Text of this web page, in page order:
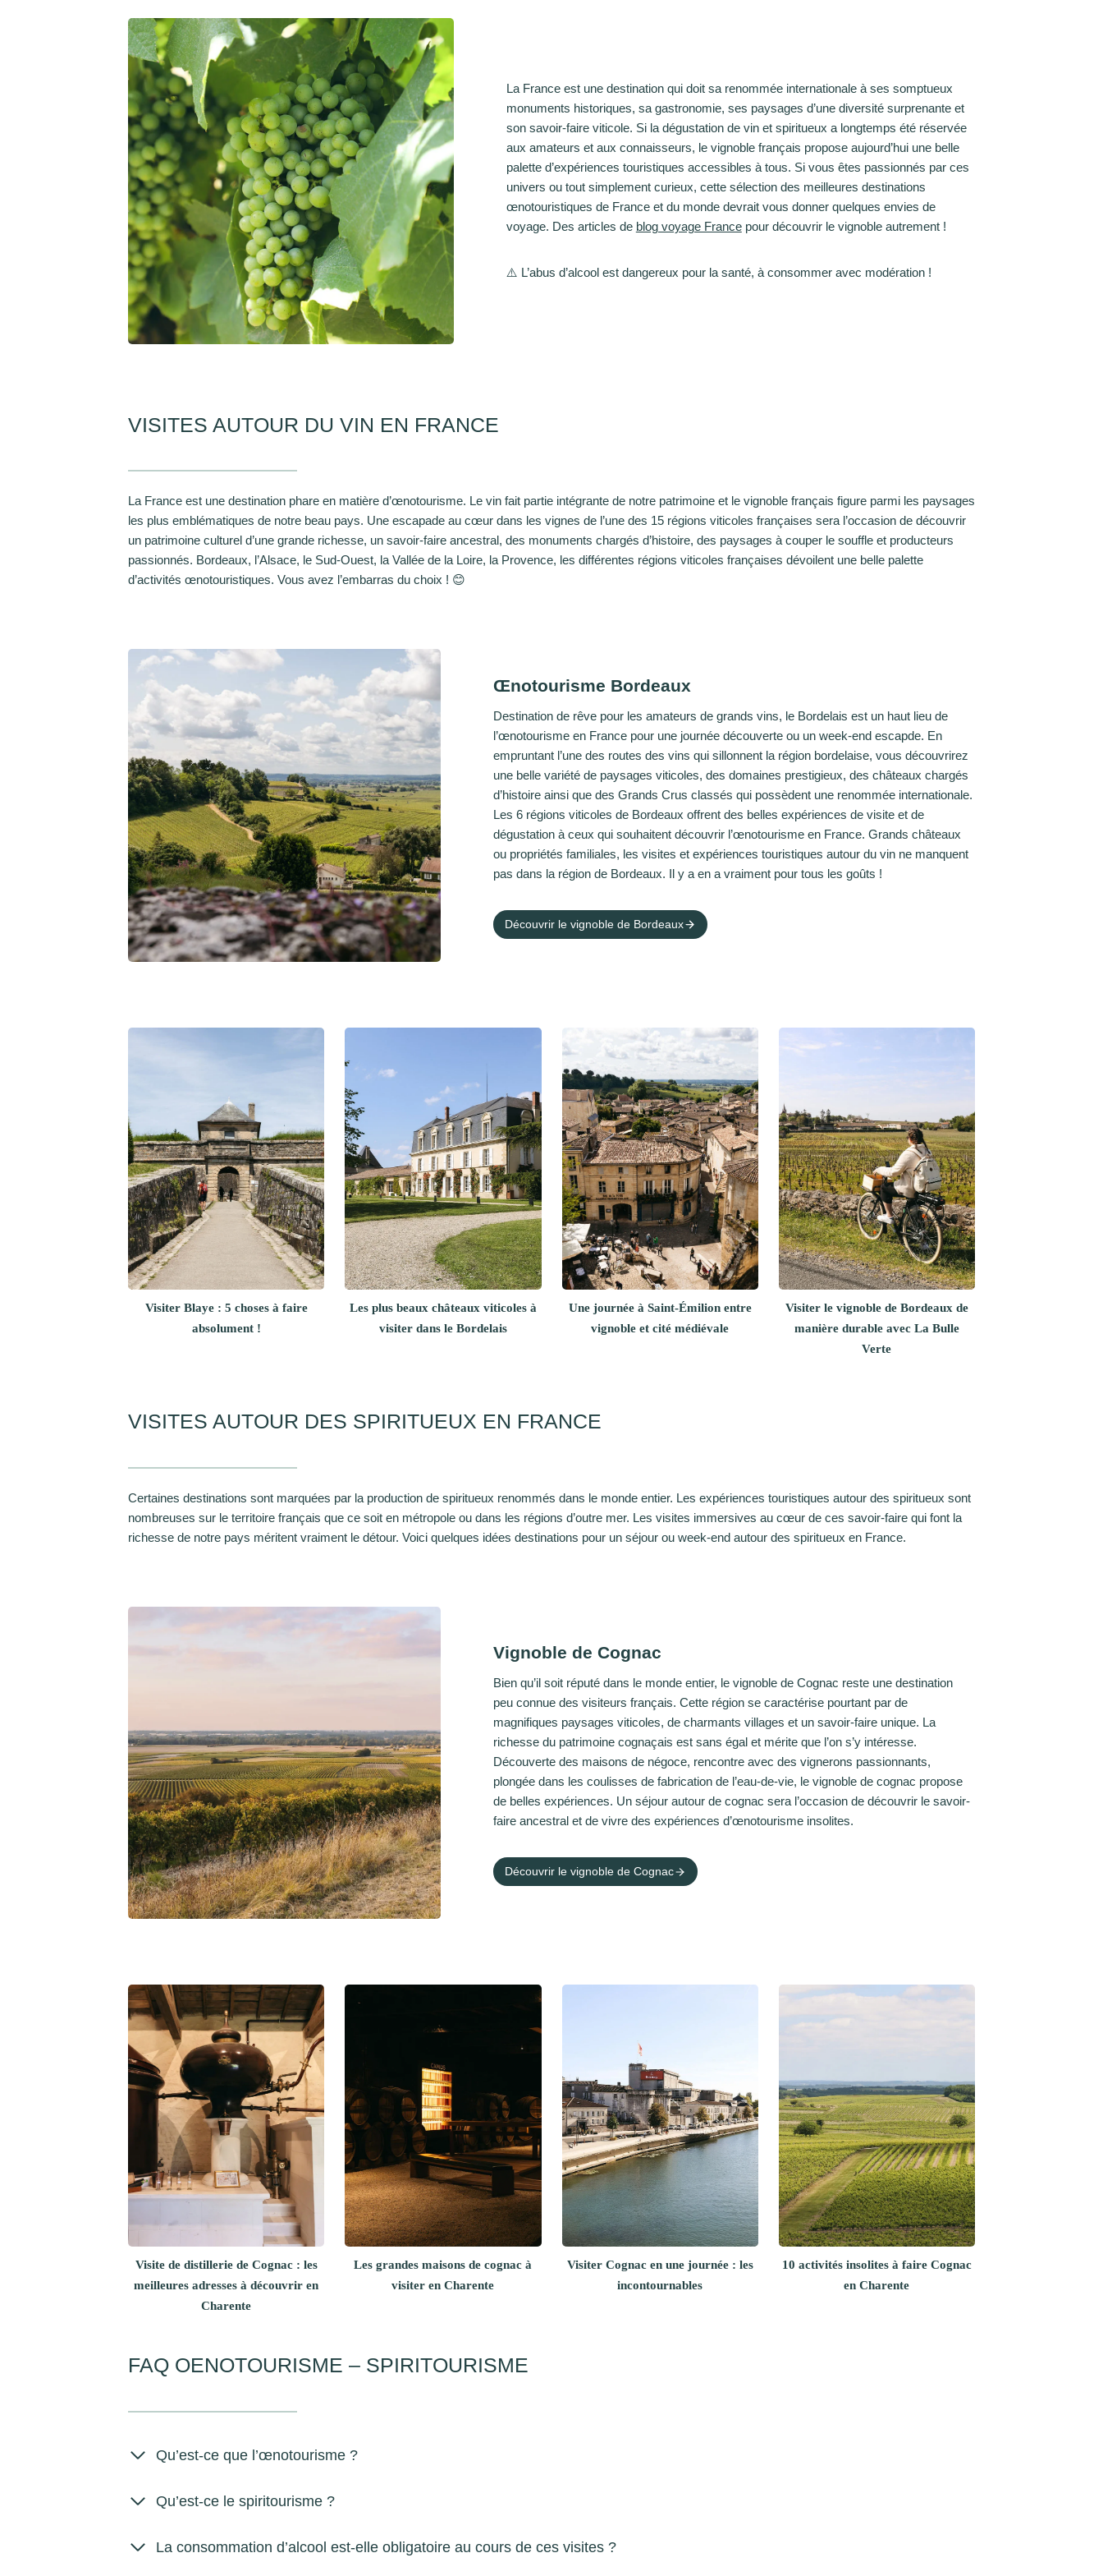
La France est une destination qui doit sa renommée internationale à ses somptueux
monuments historiques, sa gastronomie, ses paysages d’une diversité surprenante et
son savoir-faire viticole. Si la dégustation de vin et spiritueux a longtemps été réservée
aux amateurs et aux connaisseurs, le vignoble français propose aujourd’hui une belle
palette d’expériences touristiques accessibles à tous. Si vous êtes passionnés par ces
univers ou tout simplement curieux, cette sélection des meilleures destinations
œnotouristiques de France et du monde devrait vous donner quelques envies de
voyage. Des articles de blog voyage Francepour découvrir le vignoble autrement !
⚠️ L’abus d’alcool est dangereux pour la santé, à consommer avec modération !
VISITES AUTOUR DU VIN EN FRANCE
La France est une destination phare en matière d’œnotourisme. Le vin fait partie intégrante de notre patrimoine et le vignoble français figure parmi les paysages
les plus emblématiques de notre beau pays. Une escapade au cœur dans les vignes de l’une des 15 régions viticoles françaises sera l’occasion de découvrir
un patrimoine culturel d’une grande richesse, un savoir-faire ancestral, des monuments chargés d’histoire, des paysages à couper le souffle et producteurs
passionnés. Bordeaux, l’Alsace, le Sud-Ouest, la Vallée de la Loire, la Provence, les différentes régions viticoles françaises dévoilent une belle palette
d’activités œnotouristiques. Vous avez l’embarras du choix ! 😊
Œnotourisme Bordeaux
Destination de rêve pour les amateurs de grands vins, le Bordelais est un haut lieu de
l’œnotourisme en France pour une journée découverte ou un week-end escapde. En
empruntant l’une des routes des vins qui sillonnent la région bordelaise, vous découvrirez
une belle variété de paysages viticoles, des domaines prestigieux, des châteaux chargés
d’histoire ainsi que des Grands Crus classés qui possèdent une renommée internationale.
Les 6 régions viticoles de Bordeaux offrent des belles expériences de visite et de
dégustation à ceux qui souhaitent découvrir l’œnotourisme en France. Grands châteaux
ou propriétés familiales, les visites et expériences touristiques autour du vin ne manquent
pas dans la région de Bordeaux. Il y a en a vraiment pour tous les goûts !
Découvrir le vignoble de Bordeaux
Visiter Blaye : 5 choses à faire
absolument !
Les plus beaux châteaux viticoles à
visiter dans le Bordelais
Une journée à Saint-Émilion entre
vignoble et cité médiévale
Visiter le vignoble de Bordeaux de
manière durable avec La Bulle
Verte
VISITES AUTOUR DES SPIRITUEUX EN FRANCE
Certaines destinations sont marquées par la production de spiritueux renommés dans le monde entier. Les expériences touristiques autour des spiritueux sont
nombreuses sur le territoire français que ce soit en métropole ou dans les régions d’outre mer. Les visites immersives au cœur de ces savoir-faire qui font la
richesse de notre pays méritent vraiment le détour. Voici quelques idées destinations pour un séjour ou week-end autour des spiritueux en France.
Vignoble de Cognac
Bien qu’il soit réputé dans le monde entier, le vignoble de Cognac reste une destination
peu connue des visiteurs français. Cette région se caractérise pourtant par de
magnifiques paysages viticoles, de charmants villages et un savoir-faire unique. La
richesse du patrimoine cognaçais est sans égal et mérite que l’on s’y intéresse.
Découverte des maisons de négoce, rencontre avec des vignerons passionnants,
plongée dans les coulisses de fabrication de l’eau-de-vie, le vignoble de cognac propose
de belles expériences. Un séjour autour de cognac sera l’occasion de découvrir le savoir-
faire ancestral et de vivre des expériences d’œnotourisme insolites.
Découvrir le vignoble de Cognac
Visite de distillerie de Cognac : les
meilleures adresses à découvrir en
Charente
Les grandes maisons de cognac à
visiter en Charente
Visiter Cognac en une journée : les
incontournables
10 activités insolites à faire Cognac
en Charente
FAQ OENOTOURISME – SPIRITOURISME
Qu’est-ce que l’œnotourisme ?
Qu’est-ce le spiritourisme ?
La consommation d’alcool est-elle obligatoire au cours de ces visites ?